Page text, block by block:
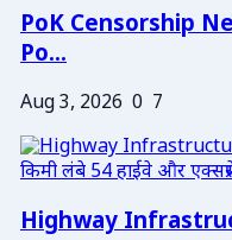
PoK Censorship
Po...
Aug 3, 2026 0 7
Highway